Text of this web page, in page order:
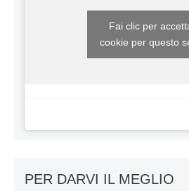
Fai clic per
cookie per questo
PER DARVI IL MEGLIO